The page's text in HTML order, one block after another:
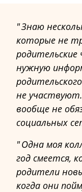
Знаю
которые не
нужную
не
вообще не
социальных
Одна моя
год смеется,
родители
когда они